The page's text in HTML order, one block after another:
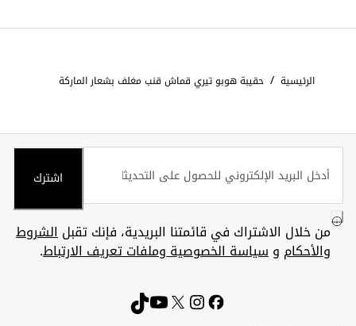
الرئيسية / حقيبة هوبو تيري قماش قنب مغلف بشعار الماركة
اشترك
من خلال الاشتراك في قائمتنا البريدية، فإنك تقبلالشروط
والأحكام وسياسة الخصوصية وملفات تعريف الارتباط.